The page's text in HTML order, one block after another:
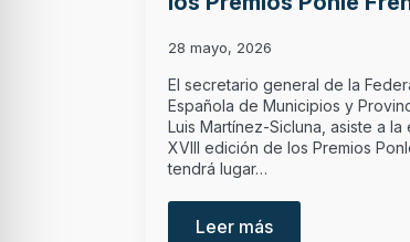
28 mayo, 2026
El secretario general de la
Española de Municipios y
Luis Martínez-Sicluna, asiste a la
XVIII edición de los Premios
tendrá lugar…
Leer más